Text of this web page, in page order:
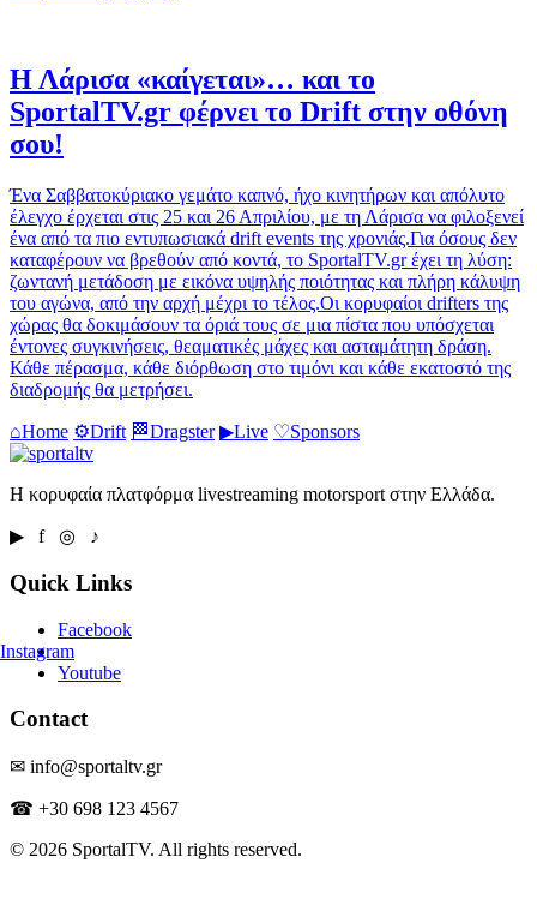
Η Λάρισα «καίγεται»… και το
SportalTV.gr φέρνει το Drift στην οθόνη
σου!
Ένα Σαββατοκύριακο γεμάτο καπνό, ήχο κινητήρων και απόλυτο
έλεγχο έρχεται στις 25 και 26 Απριλίου, με τη Λάρισα να φιλοξενεί
ένα από τα πιο εντυπωσιακά drift events της χρονιάς.Για όσους δεν
καταφέρουν να βρεθούν από κοντά, το SportalTV.gr έχει τη λύση:
ζωντανή μετάδοση με εικόνα υψηλής ποιότητας και πλήρη κάλυψη
του αγώνα, από την αρχή μέχρι το τέλος.Οι κορυφαίοι drifters της
χώρας θα δοκιμάσουν τα όριά τους σε μια πίστα που υπόσχεται
έντονες συγκινήσεις, θεαματικές μάχες και ασταμάτητη δράση.
Κάθε πέρασμα, κάθε διόρθωση στο τιμόνι και κάθε εκατοστό της
διαδρομής θα μετρήσει.
⌂Home ⚙Drift 🏁Dragster ▶Live ♡Sponsors
Η κορυφαία πλατφόρμα livestreaming motorsport στην Ελλάδα.
▶ f ◎ ♪
Quick Links
Facebook
Instagram
Youtube
Contact
✉ info@sportaltv.gr
☎ +30 698 123 4567
© 2026 SportalTV. All rights reserved.